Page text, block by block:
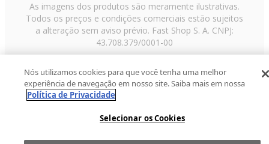
As imagens dos produtos são meramente ilustrativas.
Todos os preços e condições comerciais estão sujeitos
a alteração sem aviso prévio. Fast Shop S. A. CNPJ:
43.708.379/0001-00
Paulo/SP, CEP 02029-001, Telefone: 11 3003-3728 ©
2013 Fast Shop - Todos os direitos reservadosRF
Nós utilizamos cookies para que você tenha uma melhor
experiência de navegação em nosso site. Saiba mais em nossa
Política de Privacidade
Selecionar os Cookies